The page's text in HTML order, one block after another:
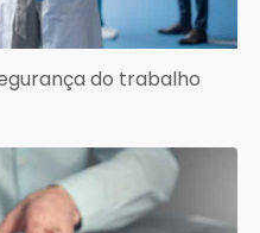
do trabalho